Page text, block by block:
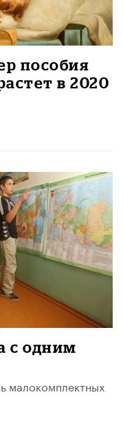
пособия
в 2020
с одним
малокомплектных